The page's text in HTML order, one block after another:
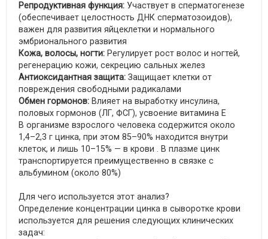
Репродуктивная функция: Участвует в сперматогенезе
(обеспечивает целостность ДНК сперматозоидов),
важен для развития яйцеклетки и нормального
эмбрионального развития
Кожа, волосы, ногти: Регулирует рост волос и ногтей,
регенерацию кожи, секрецию сальных желез
Антиоксидантная защита: Защищает клетки от
повреждения свободными радикалами
Обмен гормонов: Влияет на выработку инсулина,
половых гормонов (ЛГ, ФСГ), усвоение витамина Е
В организме взрослого человека содержится около
1,4–2,3 г цинка, при этом 85–90% находится внутри
клеток, и лишь 10–15% — в крови . В плазме цинк
транспортируется преимущественно в связке с
альбумином (около 80%)
Для чего используется этот анализ?
Определение концентрации цинка в сыворотке крови
используется для решения следующих клинических
задач: